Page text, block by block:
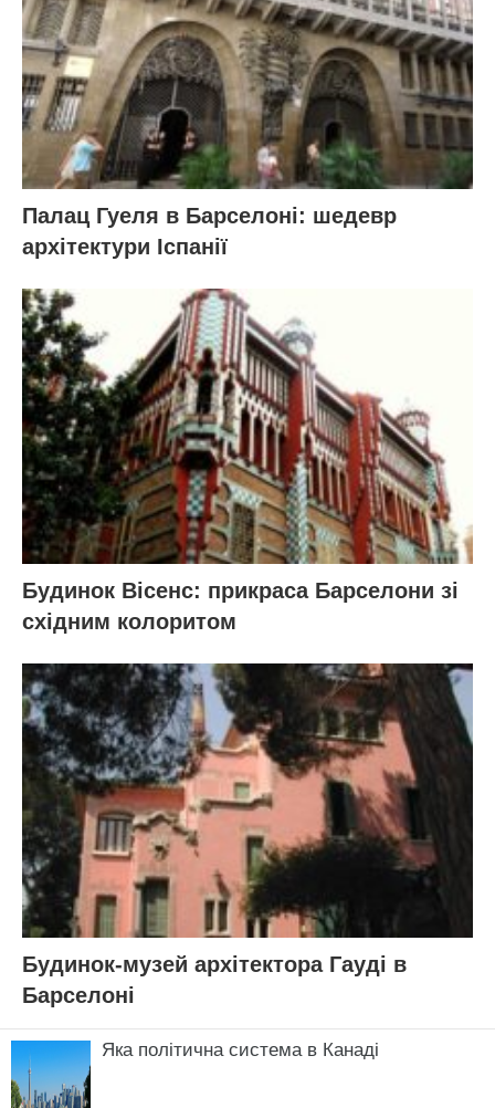
Палац Гуеля в Барселоні: шедевр
архітектури Іспанії
Будинок Вісенс: прикраса Барселони зі
східним колоритом
Будинок-музей архітектора Гауді в
Барселоні
Яка політична система в Канаді